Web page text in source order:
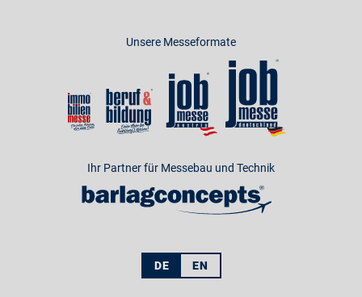
Unsere Messeformate
Ihr Partner für Messebau und Technik
DE EN